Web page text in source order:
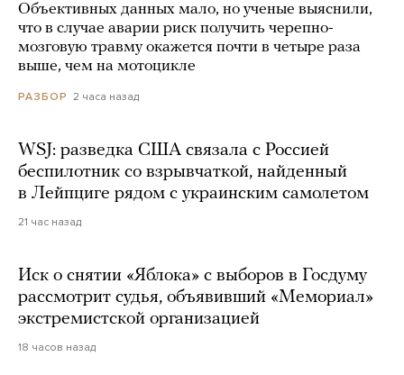
Объективных данных мало, но ученые выяснили,
что в случае аварии риск получить черепно-
мозговую травму окажется почти в четыре раза
выше, чем на мотоцикле
РАЗБОР 2 часа назад
WSJ: разведка США связала с Россией
беспилотник со взрывчаткой, найденный
в Лейпциге рядом с украинским самолетом
21 час назад
Иск о снятии «Яблока» с выборов в Госдуму
рассмотрит судья, объявивший «Мемориал»
экстремистской организацией
18 часов назад